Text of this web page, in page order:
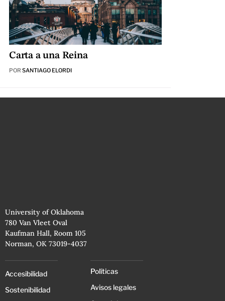
Carta a una Reina
POR SANTIAGO ELORDI
University of Oklahoma
780 Van Vleet Oval
Kaufman Hall, Room 105
Norman, OK 73019-4037
Accesibilidad
Sostenibilidad
Políticas
Avisos legales